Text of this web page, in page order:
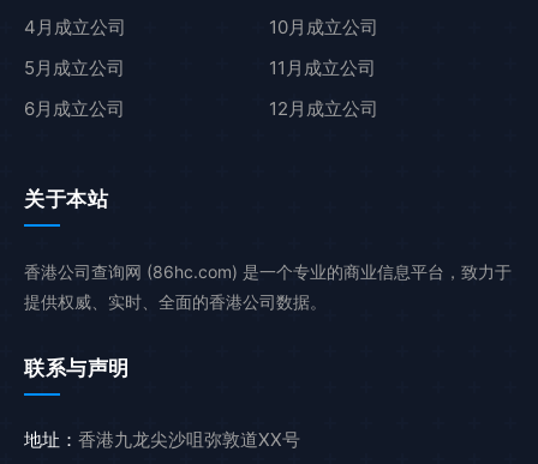
4月成立公司
5月成立公司
6月成立公司
10月成立公司
11月成立公司
12月成立公司
关于本站
香港公司查询网 (86hc.com) 是一个专业的商业信息平台，致力于
提供权威、实时、全面的香港公司数据。
联系与声明
地址： 香港九龙尖沙咀弥敦道XX号